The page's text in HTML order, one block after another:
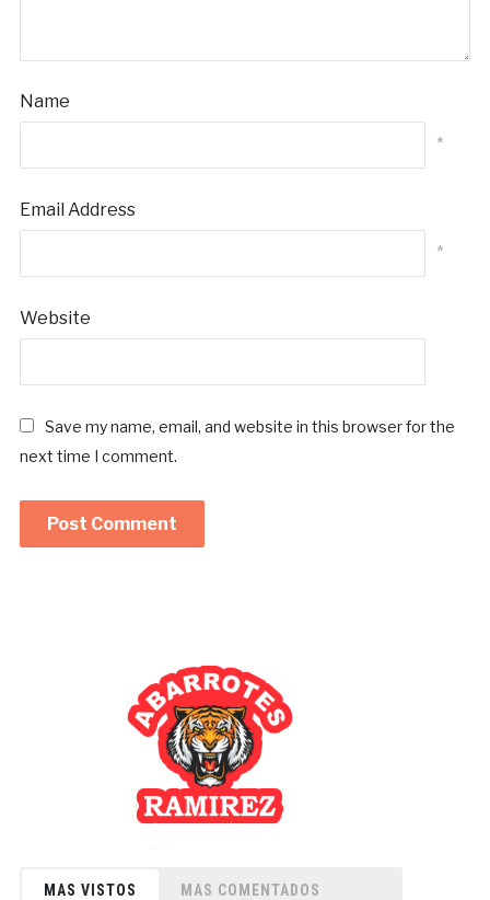
Name
*
Email Address
*
Website
Save my name, email, and website in this browser for the
next time I comment.
MAS VISTOS MAS COMENTADOS